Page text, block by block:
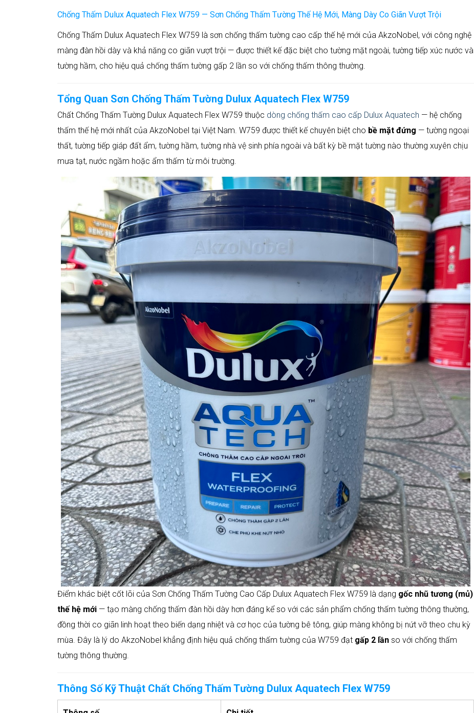
Chống Thấm Dulux Aquatech Flex W759 — Sơn Chống Thấm Tường Thế Hệ Mới, Màng Dày Co Giãn Vượt Trội
Chống Thấm Dulux Aquatech Flex W759 là sơn chống thấm tường cao cấp thế hệ mới của AkzoNobel, với công nghệ
màng đàn hồi dày và khả năng co giãn vượt trội — được thiết kế đặc biệt cho tường mặt ngoài, tường tiếp xúc nước và
tường hầm, cho hiệu quả chống thấm tường gấp 2 lần so với chống thấm thông thường.
Tổng Quan Sơn Chống Thấm Tường Dulux Aquatech Flex W759
Chất Chống Thấm Tường Dulux Aquatech Flex W759 thuộc dòng chống thấm cao cấp Dulux Aquatech — hệ chống
thấm thế hệ mới nhất của AkzoNobel tại Việt Nam. W759 được thiết kế chuyên biệt cho bề mặt đứng — tường ngoại
thất, tường tiếp giáp đất ẩm, tường hầm, tường nhà vệ sinh phía ngoài và bất kỳ bề mặt tường nào thường xuyên chịu
mưa tạt, nước ngầm hoặc ẩm thấm từ môi trường.
Điểm khác biệt cốt lõi của Sơn Chống Thấm Tường Cao Cấp Dulux Aquatech Flex W759 là dạng gốc nhũ tương (mủ)
thế hệ mới — tạo màng chống thấm đàn hồi dày hơn đáng kể so với các sản phẩm chống thấm tường thông thường,
đồng thời co giãn linh hoạt theo biến dạng nhiệt và cơ học của tường bê tông, giúp màng không bị nứt vỡ theo chu kỳ
mùa. Đây là lý do AkzoNobel khẳng định hiệu quả chống thấm tường của W759 đạt gấp 2 lần so với chống thấm
tường thông thường.
Thông Số Kỹ Thuật Chất Chống Thấm Tường Dulux Aquatech Flex W759